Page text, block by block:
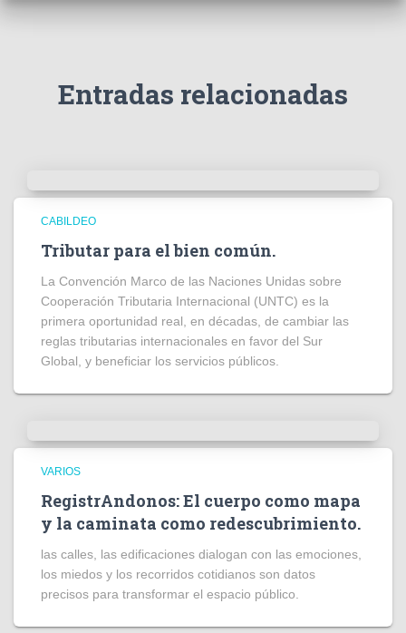
Entradas relacionadas
CABILDEO
Tributar para el bien común.
La Convención Marco de las Naciones Unidas sobre
Cooperación Tributaria Internacional (UNTC) es la
primera oportunidad real, en décadas, de cambiar las
reglas tributarias internacionales en favor del Sur
Global, y beneficiar los servicios públicos.
VARIOS
RegistrAndonos: El cuerpo como mapa
y la caminata como redescubrimiento.
las calles, las edificaciones dialogan con las emociones,
los miedos y los recorridos cotidianos son datos
precisos para transformar el espacio público.